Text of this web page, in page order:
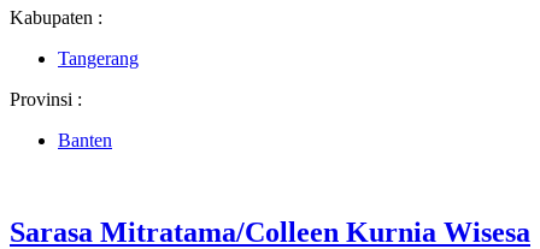
Kabupaten :
Tangerang
Provinsi :
Banten
Sarasa Mitratama/Colleen Kurnia Wisesa